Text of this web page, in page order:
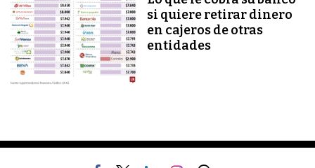
si quiere retirar dinero
en cajeros de otras
entidades